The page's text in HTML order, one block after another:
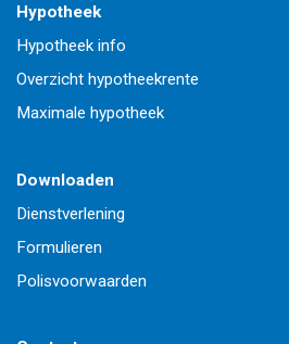
Hypotheek
Hypotheek info
Overzicht hypotheekrente
Maximale hypotheek
Downloaden
Dienstverlening
Formulieren
Polisvoorwaarden